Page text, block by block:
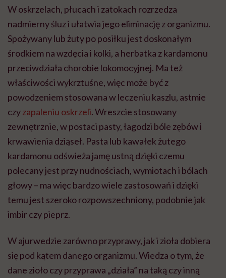
W oskrzelach, płucach i zatokach rozrzedza
nadmierny śluz i ułatwia jego eliminację z organizmu.
Spożywany lub żuty po posiłku jest doskonałym
środkiem na wzdęcia i kolki, a herbatka z kardamonu
przeciwdziała chorobie lokomocyjnej. Ma też
właściwości wykrztuśne, więc może być z
powodzeniem stosowana w leczeniu kaszlu, astmie
czyzapaleniu oskrzeli. Wreszcie stosowany
zewnętrznie, w postaci pasty, łagodzi bóle zębów i
krwawienia dziąseł. Pasta lub kawałek żutego
kardamonu odświeża jamę ustną dzięki czemu
polecany jest przy nudnościach, wymiotach i bólach
głowy – ma więc bardzo wiele zastosowań i dzięki
temu jest szeroko rozpowszechniony, podobnie jak
imbir czy pieprz.
W ajurwedzie zarówno przyprawy, jak i zioła dobiera
się pod kątem danego organizmu. Wiedza o tym, że
dane zioło czy przyprawa „działa” na taką czy inną